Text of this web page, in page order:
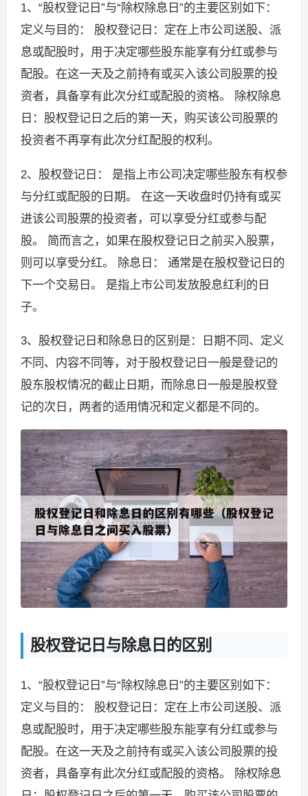
1、“股权登记日”与“除权除息日”的主要区别如下：
定义与目的： 股权登记日：定在上市公司送股、派
息或配股时，用于决定哪些股东能享有分红或参与
配股。在这一天及之前持有或买入该公司股票的投
资者，具备享有此次分红或配股的资格。 除权除息
日：股权登记日之后的第一天，购买该公司股票的
投资者不再享有此次分红配股的权利。
2、股权登记日： 是指上市公司决定哪些股东有权参
与分红或配股的日期。 在这一天收盘时仍持有或买
进该公司股票的投资者，可以享受分红或参与配
股。 简而言之，如果在股权登记日之前买入股票，
则可以享受分红。 除息日： 通常是在股权登记日的
下一个交易日。 是指上市公司发放股息红利的日
子。
3、股权登记日和除息日的区别是：日期不同、定义
不同、内容不同等，对于股权登记日一般是登记的
股东股权情况的截止日期，而除息日一般是股权登
记的次日，两者的适用情况和定义都是不同的。
股权登记日与除息日的区别
1、“股权登记日”与“除权除息日”的主要区别如下：
定义与目的： 股权登记日：定在上市公司送股、派
息或配股时，用于决定哪些股东能享有分红或参与
配股。在这一天及之前持有或买入该公司股票的投
资者，具备享有此次分红或配股的资格。 除权除息